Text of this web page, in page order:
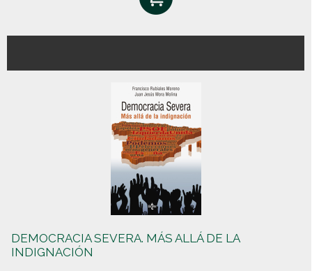
DEMOCRACIA SEVERA. MÁS ALLÁ DE LA
INDIGNACIÓN